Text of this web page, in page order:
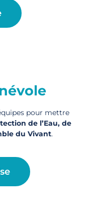
pour mettre
de l’Eau, de
du Vivant.